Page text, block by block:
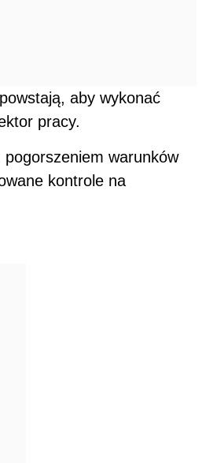
aby wykonać
pracy.
warunków
kontrole na